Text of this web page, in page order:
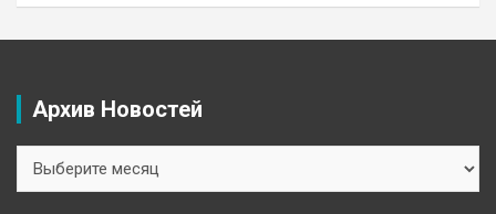
Архив Новостей
Новостей